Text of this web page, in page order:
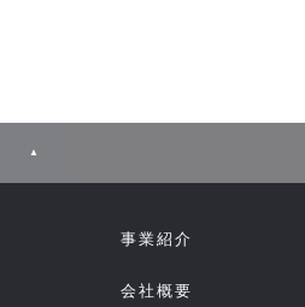
▲
事業紹介
会社概要